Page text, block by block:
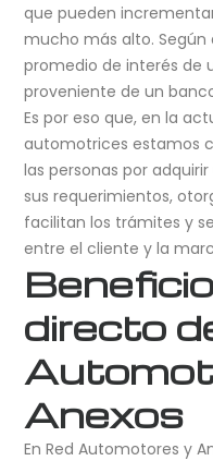
que pueden
mucho más alto. Según
promedio de interés de
proveniente de un
Es por eso que, en la
automotrices estamos
las personas por
sus requerimientos,
facilitan los trámites y
entre el cliente y la
directo
Anexos
En Red Automotores y